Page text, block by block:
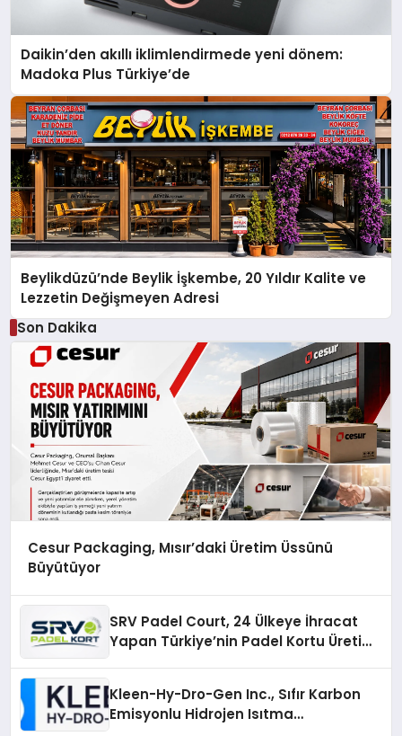
Daikin’den akıllı iklimlendirmede yeni dönem:
Madoka Plus Türkiye’de
Beylikdüzü’nde Beylik İşkembe, 20 Yıldır Kalite ve
Lezzetin Değişmeyen Adresi
Son Dakika
Cesur Packaging, Mısır’daki Üretim Üssünü
Büyütüyor
SRV Padel Court, 24 Ülkeye İhracat
Yapan Türkiye’nin Padel Kortu Üretim
Kleen-Hy-Dro-Gen Inc., Sıfır Karbon
Emisyonlu Hidrojen Isıtma